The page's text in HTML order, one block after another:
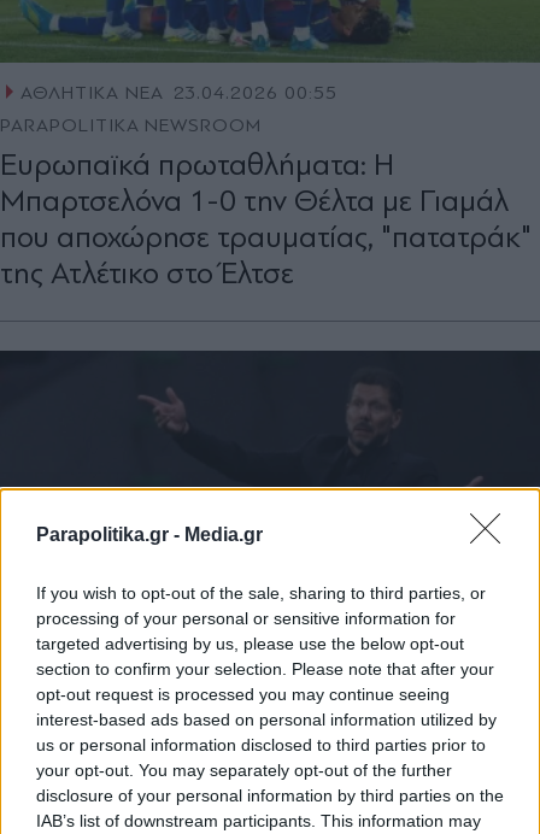
Parapolitika.gr - Media.gr
If you wish to opt-out of the sale, sharing to third parties, or
processing of your personal or sensitive information for
targeted advertising by us, please use the below opt-out
section to confirm your selection. Please note that after your
opt-out request is processed you may continue seeing
interest-based ads based on personal information utilized by
us or personal information disclosed to third parties prior to
your opt-out. You may separately opt-out of the further
disclosure of your personal information by third parties on the
IAB’s list of downstream participants. This information may
ΑΘΛΗΤΙΚΑ ΝΕΑ
23.04.2026 00:55
PARAPOLITIKA NEWSROOM
Ευρωπαϊκά πρωταθλήματα: Η
Μπαρτσελόνα 1-0 την Θέλτα με Γιαμάλ
που αποχώρησε τραυματίας, "πατατράκ"
της Ατλέτικο στο Έλτσε
ΑΘΛΗΤΙΚΑ ΝΕΑ 19.04.2026 22:20
ΓΙΩΡΓΟΣ ΜΠΟΚΟΛΟΣ
Τσέλσι: Φαβορί ο Σιμεόνε να αναλάβει
τους "μπλε" το ερχόμενο καλοκαίρι